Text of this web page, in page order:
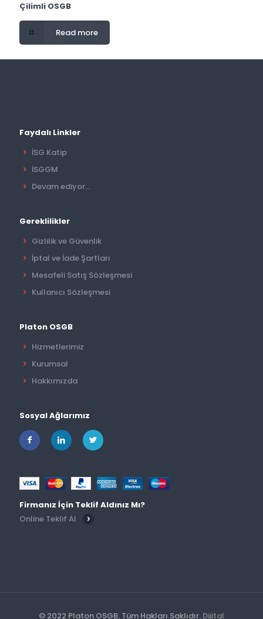
Çilimli OSGB
Read more
Faydalı Linkler
İSG Katip
İSGGM
Devam ediyor...
Gereklilikler
Gizlilik ve Güvenlik
İptal ve İade Şartları
Mesafeli Satış Sözleşmesi
Kullanıcı Sözleşmesi
Platon OSGB
Hizmetlerimiz
Kurumsal
Hakkımızda
Sosyal Ağlarımız
Firmanız İçin Teklif Aldınız Mı?
Online Teklif Al
© 2022 Platon OSGB. Tüm Hakları Saklıdır. Dijital